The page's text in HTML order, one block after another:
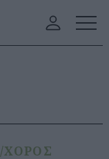
ΧΟΡΟΣ